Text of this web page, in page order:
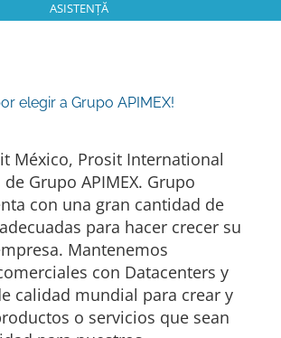
ASISTENȚĂ
elegir a Grupo APIMEX!
México, Prosit International
Grupo APIMEX. Grupo
con una gran cantidad de
para hacer crecer su
Mantenemos
con Datacenters y
calidad mundial para crear y
o servicios que sean